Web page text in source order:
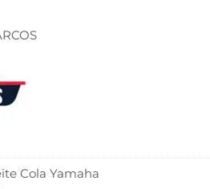
Cola Yamaha